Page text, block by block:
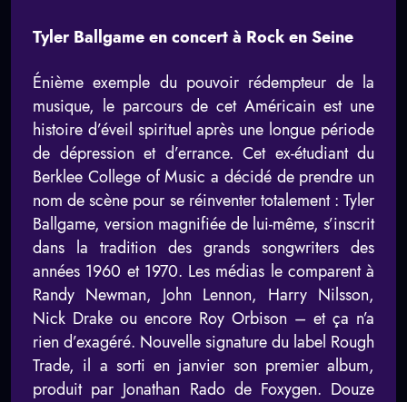
Tyler Ballgame en concert à Rock en Seine
Énième exemple du pouvoir rédempteur de la
musique, le parcours de cet Américain est une
histoire d’éveil spirituel après une longue période
de dépression et d’errance. Cet ex-étudiant du
Berklee College of Music a décidé de prendre un
nom de scène pour se réinventer totalement : Tyler
Ballgame, version magnifiée de lui-même, s’inscrit
dans la tradition des grands songwriters des
années 1960 et 1970. Les médias le comparent à
Randy Newman, John Lennon, Harry Nilsson,
Nick Drake ou encore Roy Orbison – et ça n’a
rien d’exagéré. Nouvelle signature du label Rough
Trade, il a sorti en janvier son premier album,
produit par Jonathan Rado de Foxygen. Douze